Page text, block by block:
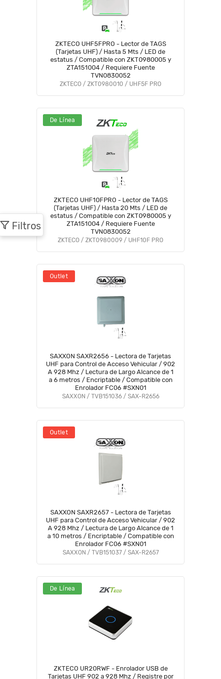
ZKTECO UHF5FPRO - Lector de TAGS
(Tarjetas UHF) / Hasta 5 Mts / LED de
estatus / Compatible con ZKT0980005 y
ZTA151004 / Requiere Fuente
TVN0830052
ZKTECO / ZKT0980010 / UHF5F PRO
De Línea
ZKTECO UHF10FPRO - Lector de TAGS
(Tarjetas UHF) / Hasta 20 Mts / LED de
estatus / Compatible con ZKT0980005 y
ZTA151004 / Requiere Fuente
TVN0830052
ZKTECO / ZKT0980009 / UHF10F PRO
Outlet
SAXXON SAXR2656 - Lectora de Tarjetas
UHF para Control de Acceso Vehicular / 902
A 928 Mhz / Lectura de Largo Alcance de 1
a 6 metros / Encriptable / Compatible con
Enrolador FC06 #SXN01
SAXXON / TVB151036 / SAX-R2656
Outlet
SAXXON SAXR2657 - Lectora de Tarjetas
UHF para Control de Acceso Vehicular / 902
A 928 Mhz / Lectura de Largo Alcance de 1
a 10 metros / Encriptable / Compatible con
Enrolador FC06 #SXN01
SAXXON / TVB151037 / SAX-R2657
De Línea
ZKTECO UR20RWF - Enrolador USB de
Tarjetas UHF 902 a 928 Mhz / Registre por
Filtros